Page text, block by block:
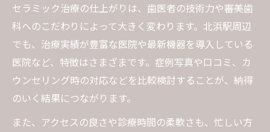
セラミック治療の仕上がりは、歯医者の技術力や審美歯
科へのこだわりによって大きく変わります。北浜駅周辺
でも、治療実績が豊富な医院や最新機器を導入している
医院など、特徴はさまざまです。症例写真や口コミ、カ
ウンセリング時の対応などを比較検討することが、納得
のいく結果につながります。
また、アクセスの良さや診療時間の柔軟さも、忙しい方